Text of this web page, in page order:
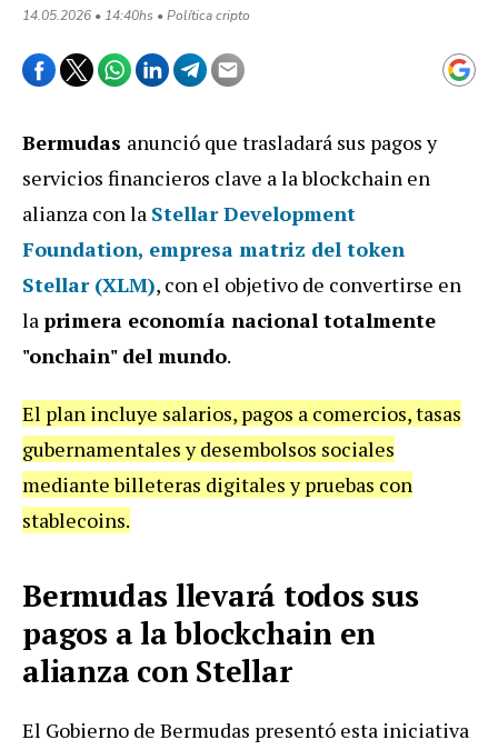
14.05.2026 • 14:40hs • Política cripto
Bermudas anunció que trasladará sus pagos y
servicios financieros clave a la blockchain en
alianza con la Stellar Development
Foundation, empresa matriz del token
Stellar (XLM), con el objetivo de convertirse en
laprimera economía nacional totalmente
"onchain" del mundo.
El plan incluye salarios, pagos a comercios, tasas
gubernamentales y desembolsos sociales
mediante billeteras digitales y pruebas con
stablecoins.
Bermudas llevará todos sus
pagos a la blockchain en
alianza con Stellar
El Gobierno de Bermudas presentó esta iniciativa